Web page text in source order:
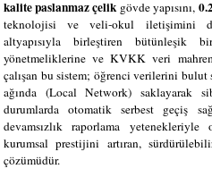
kalite paslanmaz çelik gövde yapısını,
teknolojisi ve veli-okul iletişimini
altyapısıyla birleştiren bütünleşik
yönetmeliklerine ve KVKK veri
çalışan bu sistem; öğrenci verilerini
ağında (Local Network) saklayarak
durumlarda otomatik serbest geçiş
devamsızlık raporlama
kurumsal prestijini artıran,
çözümüdür.